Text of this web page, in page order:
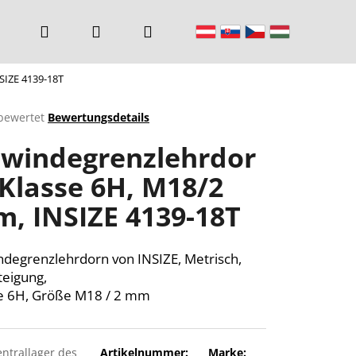
Suchen Warenkorb
4139-18T
Bewertungsdetails
6H, M18/2
INSIZE 4139-18T
von INSIZE, Metrisch,
6H, Größe M18 / 2 mm
des
Artikelnummer:
Marke: